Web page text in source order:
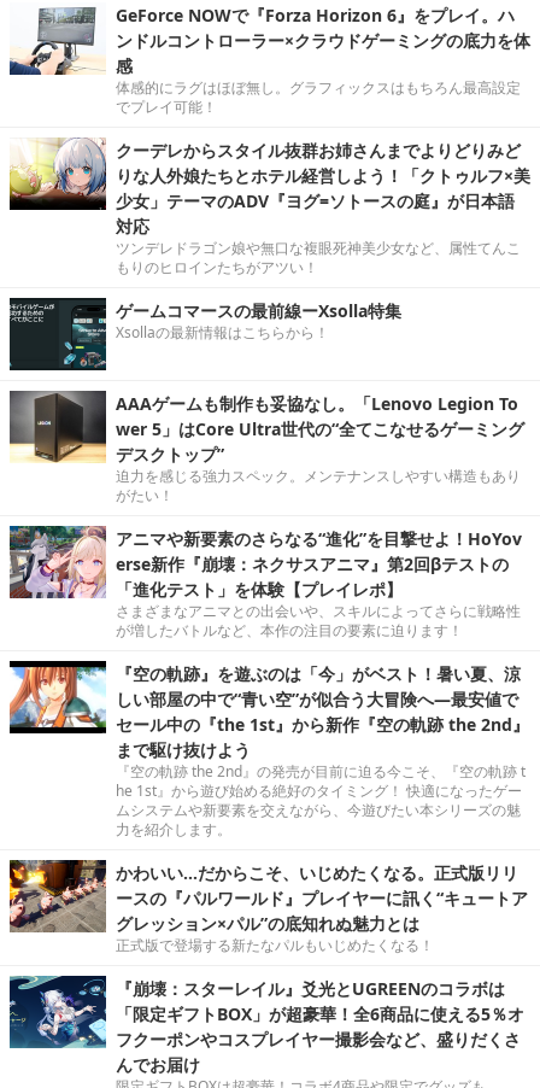
GeForce NOWで『Forza Horizon 6』をプレイ。ハ
ンドルコントローラー×クラウドゲーミングの底力を体
感
体感的にラグはほぼ無し。グラフィックスはもちろん最高設定
でプレイ可能！
クーデレからスタイル抜群お姉さんまでよりどりみど
りな人外娘たちとホテル経営しよう！「クトゥルフ×美
少女」テーマのADV『ヨグ=ソトースの庭』が日本語
対応
ツンデレドラゴン娘や無口な複眼死神美少女など、属性てんこ
もりのヒロインたちがアツい！
ゲームコマースの最前線ーXsolla特集
Xsollaの最新情報はこちらから！
AAAゲームも制作も妥協なし。「Lenovo Legion To
wer 5」はCore Ultra世代の“全てこなせるゲーミング
デスクトップ”
迫力を感じる強力スペック。メンテナンスしやすい構造もあり
がたい！
アニマや新要素のさらなる“進化”を目撃せよ！HoYov
erse新作『崩壊：ネクサスアニマ』第2回βテストの
「進化テスト」を体験【プレイレポ】
さまざまなアニマとの出会いや、スキルによってさらに戦略性
が増したバトルなど、本作の注目の要素に迫ります！
『空の軌跡』を遊ぶのは「今」がベスト！暑い夏、涼
しい部屋の中で“青い空”が似合う大冒険へ―最安値で
セール中の『the 1st』から新作『空の軌跡 the 2nd』
まで駆け抜けよう
『空の軌跡 the 2nd』の発売が目前に迫る今こそ、『空の軌跡 t
he 1st』から遊び始める絶好のタイミング！ 快適になったゲー
ムシステムや新要素を交えながら、今遊びたい本シリーズの魅
力を紹介します。
かわいい…だからこそ、いじめたくなる。正式版リリ
ースの『パルワールド』プレイヤーに訊く“キュートア
グレッション×パル”の底知れぬ魅力とは
正式版で登場する新たなパルもいじめたくなる！
『崩壊：スターレイル』爻光とUGREENのコラボは
「限定ギフトBOX」が超豪華！全6商品に使える5％オ
フクーポンやコスプレイヤー撮影会など、盛りだくさ
んでお届け